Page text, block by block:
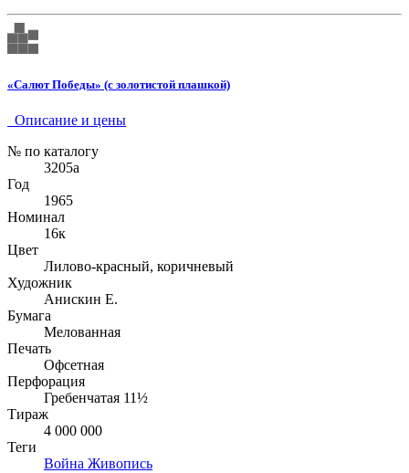
«Салют Победы» (с золотистой плашкой)
Описание и цены
№ по каталогу
3205а
Год
1965
Номинал
16к
Цвет
Лилово-красный, коричневый
Художник
Анискин Е.
Бумага
Мелованная
Печать
Офсетная
Перфорация
Гребенчатая 11½
Тираж
4 000 000
Теги
Война Живопись